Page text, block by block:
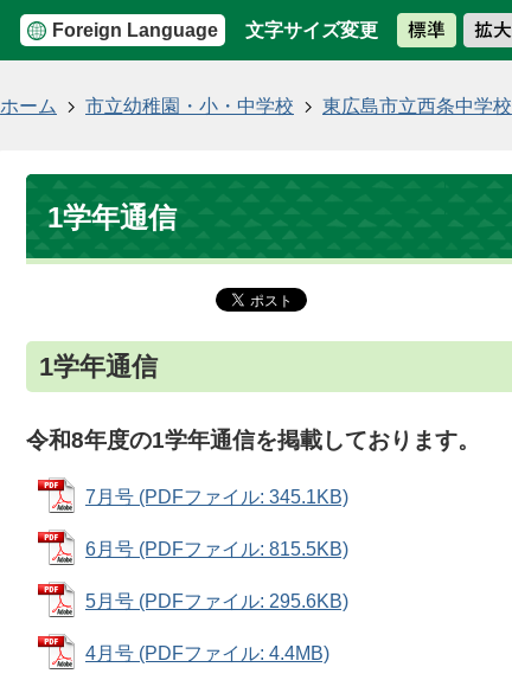
Foreign Language 文字サイズ変更
ホーム 市立幼稚園・小・中学校 東広島市立西条中学校
1学年通信
1学年通信
令和8年度の1学年通信を掲載しております。
7月号 (PDFファイル: 345.1KB)
6月号 (PDFファイル: 815.5KB)
5月号 (PDFファイル: 295.6KB)
4月号 (PDFファイル: 4.4MB)